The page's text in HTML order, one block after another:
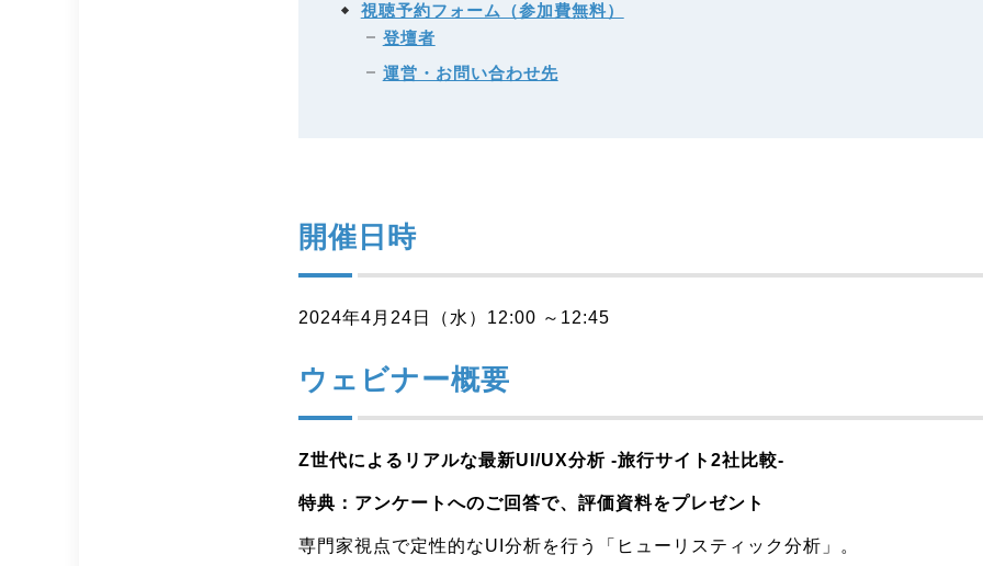
視聴予約フォーム（参加費無料）
登壇者
運営・お問い合わせ先
開催日時
2024年4 月24日（水） 12:00 ～12:45
ウェビナー概要
Z世代によるリアルな最新UI/UX分析 -旅行サイト2社比較-
特典：アンケートへのご回答で、評価資料をプレゼント
専門家視点で定性的なUI分析を行う「ヒューリスティック分析」。